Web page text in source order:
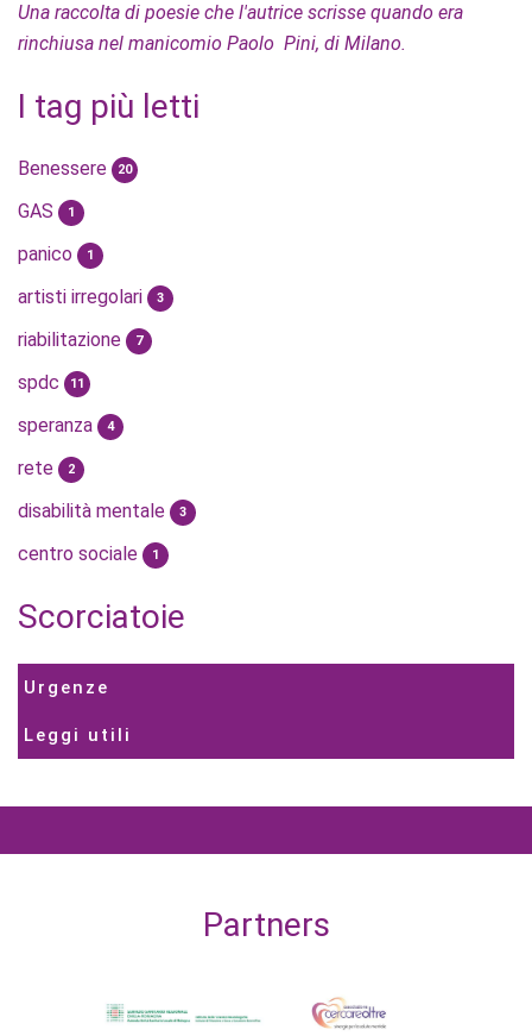
Una raccolta di poesie che l'autrice scrisse quando era
rinchiusa nel manicomio Paolo Pini, di Milano.
I tag più letti
Benessere 20
GAS 1
panico 1
artisti irregolari 3
riabilitazione 7
spdc 11
speranza 4
rete 2
disabilità mentale 3
centro sociale 1
Scorciatoie
Urgenze
Leggi utili
Partners